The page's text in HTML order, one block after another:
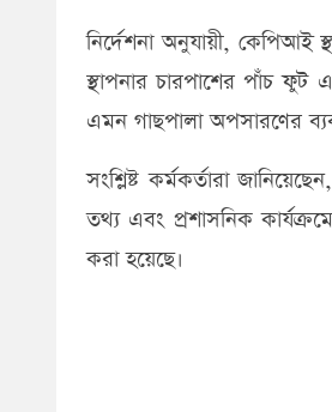
নির্দেশনা অনুযায়ী, কেপিআই
স্থাপনার চারপাশের পাঁচ ফুট
এমন গাছপালা অপসারণের
সংশ্লিষ্ট কর্মকর্তারা
তথ্য এবং প্রশাসনিক
করা হয়েছে।